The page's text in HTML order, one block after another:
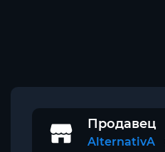
Продавец
AlternativA